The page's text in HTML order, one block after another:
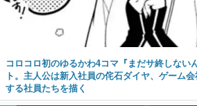
コロコロ初のゆるかわ4コマ『まだサ終しない
ト。主人公は新入社員の侘石ダイヤ、ゲーム
する社員たちを描く